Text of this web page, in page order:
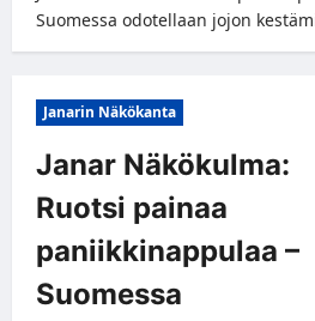
Suomessa odotellaan jojon
Janarin Näkökanta
Janar Näkökulma:
Ruotsi painaa
paniikkinappulaa –
Suomessa